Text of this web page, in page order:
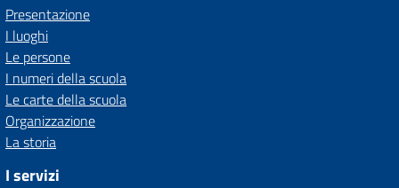
Presentazione
I luoghi
Le persone
I numeri della scuola
Le carte della scuola
Organizzazione
La storia
I servizi